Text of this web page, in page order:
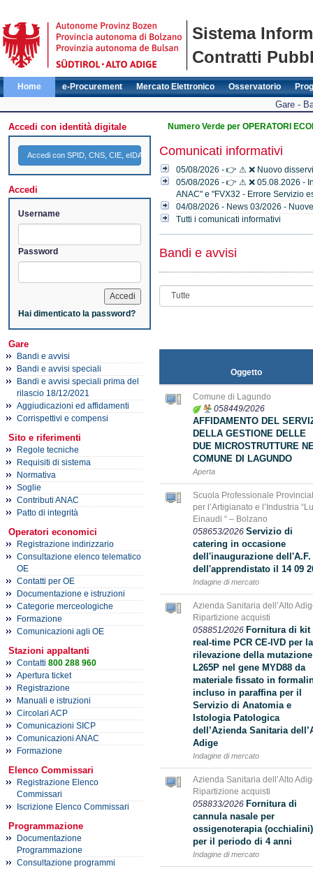
Sistema
Contratti
Home e-Procurement Mercato Elettronico Osservatorio
Gare -
Accedi con identità digitale
Accedi con SPID, CNS, CIE, eIDAS
Accedi
Username
Password
Hai dimenticato la password?
Gare
Bandi e avvisi
Bandi e avvisi speciali
Bandi e avvisi speciali prima del
rilascio 18/12/2021
Aggiudicazioni ed affidamenti
Corrispettivi e compensi
Sito e riferimenti
Regole tecniche
Requisiti di sistema
Normativa
Soglie
Contributi ANAC
Patto di integrità
Operatori economici
Registrazione indirizzario
Consultazione elenco telematico
OE
Contatti per OE
Documentazione e istruzioni
Categorie merceologiche
Formazione
Comunicazioni agli OE
Stazioni appaltanti
Contatti 800 288 960
Apertura ticket
Registrazione
Manuali e istruzioni
Circolari ACP
Comunicazioni SICP
Comunicazioni ANAC
Formazione
Elenco Commissari
Registrazione Elenco
Commissari
Iscrizione Elenco Commissari
Programmazione
Documentazione
Programmazione
Consultazione programmi
Numero Verde per OPERATORI
Comunicati informativi
05/08/2026 - 👉 ⚠ ❌ Nuovo
05/08/2026 - 👉 ⚠ ❌ 05.08.2026 -
ANAC" e "FVX32 - Errore Servizio
04/08/2026 - News 03/2026 -
Tutti i comunicati informativi
Bandi e avvisi
Oggetto
Comune di Lagundo
058449/2026
AFFIDAMENTO DEL
DELLA GESTIONE DELLE
DUE MICROSTRUTTURE
COMUNE DI LAGUNDO
Aperta
Scuola Professionale
per l’Artigianato e l’Industria
Einaudi “ – Bolzano
058653/2026 Servizio di
catering in occasione
dell'inaugurazione dell'A.F.
dell'apprendistato il 14 09
Indagine di mercato
Azienda Sanitaria dell’Alto
Ripartizione acquisti
058851/2026 Fornitura di kit
real-time PCR CE-IVD per la
rilevazione della mutazione
L265P nel gene MYD88 da
materiale fissato in
incluso in paraffina per il
Servizio di Anatomia e
Istologia Patologica
dell’Azienda Sanitaria
Adige
Indagine di mercato
Azienda Sanitaria dell’Alto
Ripartizione acquisti
058833/2026 Fornitura di
cannula nasale per
ossigenoterapia (occhialini)
per il periodo di 4 anni
Indagine di mercato